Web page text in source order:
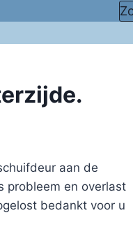
aan de
probleem en overlast
bedankt voor u